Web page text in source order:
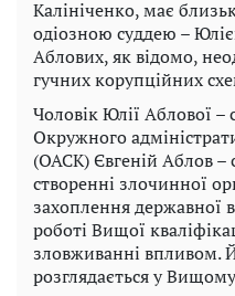
Калініченко, має
одіозною суддею –
Аблових, як відомо,
гучних корупційних
Чоловік Юлії Аблової –
Окружного
(ОАСК) Євгеній Аблов
створенні злочинної
захоплення державної
роботі Вищої
зловживанні впливом.
розглядається у